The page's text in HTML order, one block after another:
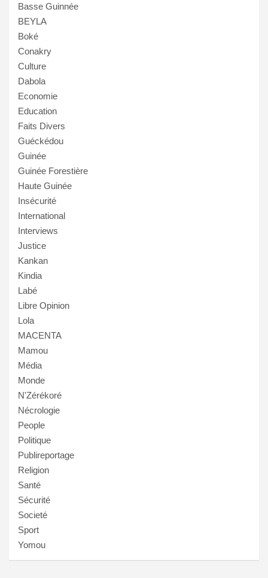
Basse Guinnée
BEYLA
Boké
Conakry
Culture
Dabola
Economie
Education
Faits Divers
Guéckédou
Guinée
Guinée Forestière
Haute Guinée
Insécurité
International
Interviews
Justice
Kankan
Kindia
Labé
Libre Opinion
Lola
MACENTA
Mamou
Média
Monde
N'Zérékoré
Nécrologie
People
Politique
Publireportage
Religion
Santé
Sécurité
Societé
Sport
Yomou